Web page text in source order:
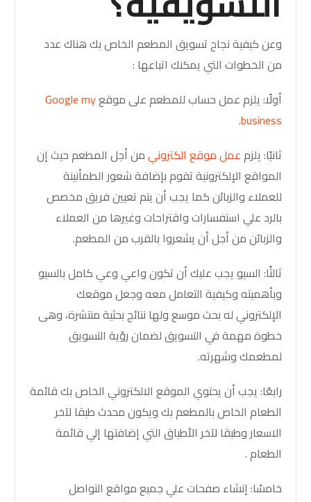
وعن كيفية نجاح تسويق المطعم الخاص بك هناك عدد
من الخطوات التي يمكنك اتباعها :
أولًا: يلزم عمل حساب للمطعم على موقعGoogle my
business
.
ثانيًا: يلزمعمل موقع الكترونيمن أجل المطعم حيث إن
المواقع الإلكترونية تقوم بإضافة شعور الطمأنينة
للعملاء والزبائن كما يجب أن يتم تعيين فريق مخصص
بالرد علي استفسارات واقتراحات وغيرها من العملاء
والزبائن من أجل أن يشعروا بالقرب من المطعم.
ثالثًا: السيو يجب عليك أن تكون واعي وعي كامل بالسيو
وبأهميته وكيفية التعامل معه وجعل موقعك
الإلكتروني له بحث موسع ولها نتائج بحثية منتشرة، وهى
خطوة مهمة في التسويق لضمان رؤية التسويق
لمطعمك وشهرته.
رابعًا: يجب أن يحتوي الموقع الالكتروني الخاص بك قائمة
الطعام الخاص بالمطعم بك ويكون محدث طبقا لآخر
الاسعار وطبقا لآخر الأطباق التي إضافتها إلي قائمة
الطعام .
خامسًا: إنشاء صفحات علي جميع مواقع التواصل